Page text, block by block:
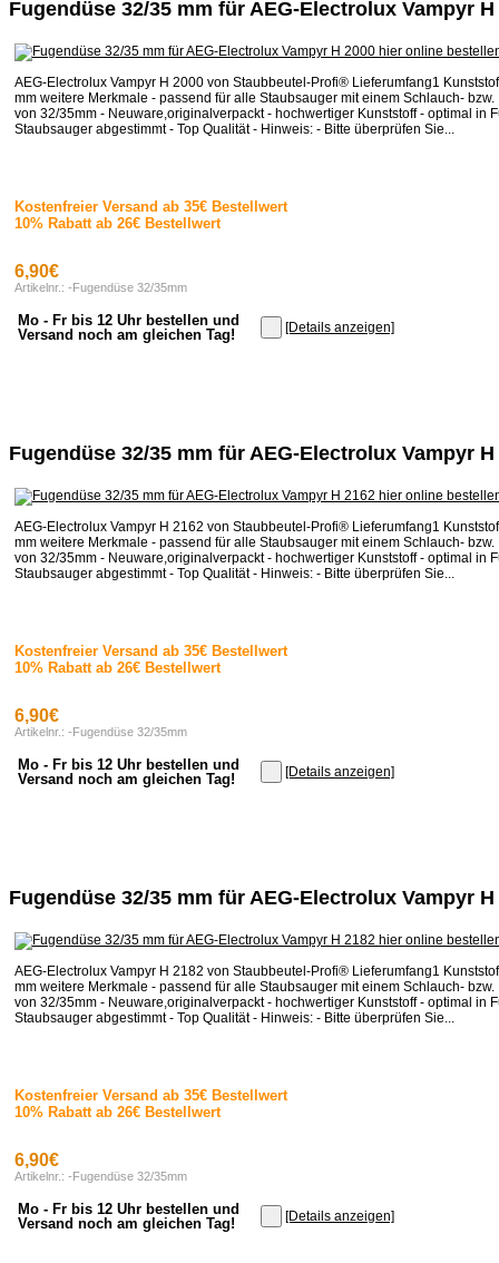
Fugendüse 32/35 mm für AEG-Electrolux Vampyr H
AEG-Electrolux Vampyr H 2000 von Staubbeutel-Profi® Lieferumfang1
mm weitere Merkmale - passend für alle Staubsauger mit einem Schlauch-
von 32/35mm - Neuware,originalverpackt - hochwertiger Kunststoff - optimal in
Staubsauger abgestimmt - Top Qualität - Hinweis: - Bitte überprüfen Sie...
Kostenfreier Versand ab 35€ Bestellwert
10% Rabatt ab 26€ Bestellwert
6,90€
Artikelnr.: -Fugendüse 32/35mm
Mo - Fr bis 12 Uhr bestellen und
Versand noch am gleichen Tag!
[Details anzeigen]
Fugendüse 32/35 mm für AEG-Electrolux Vampyr H
AEG-Electrolux Vampyr H 2162 von Staubbeutel-Profi® Lieferumfang1
mm weitere Merkmale - passend für alle Staubsauger mit einem Schlauch-
von 32/35mm - Neuware,originalverpackt - hochwertiger Kunststoff - optimal in
Staubsauger abgestimmt - Top Qualität - Hinweis: - Bitte überprüfen Sie...
Kostenfreier Versand ab 35€ Bestellwert
10% Rabatt ab 26€ Bestellwert
6,90€
Artikelnr.: -Fugendüse 32/35mm
Mo - Fr bis 12 Uhr bestellen und
Versand noch am gleichen Tag!
[Details anzeigen]
Fugendüse 32/35 mm für AEG-Electrolux Vampyr H
AEG-Electrolux Vampyr H 2182 von Staubbeutel-Profi® Lieferumfang1
mm weitere Merkmale - passend für alle Staubsauger mit einem Schlauch-
von 32/35mm - Neuware,originalverpackt - hochwertiger Kunststoff - optimal in
Staubsauger abgestimmt - Top Qualität - Hinweis: - Bitte überprüfen Sie...
Kostenfreier Versand ab 35€ Bestellwert
10% Rabatt ab 26€ Bestellwert
6,90€
Artikelnr.: -Fugendüse 32/35mm
Mo - Fr bis 12 Uhr bestellen und
Versand noch am gleichen Tag!
[Details anzeigen]